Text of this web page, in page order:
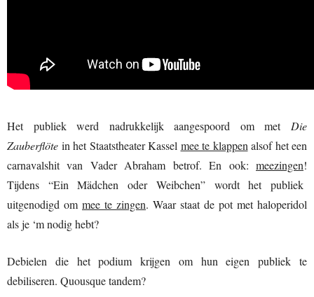
Het publiek werd nadrukkelijk aangespoord om met Die
Zauberflöte in het Staatstheater Kassel mee te klappen alsof het een
carnavalshit van Vader Abraham betrof. En ook: meezingen!
Tijdens “Ein Mädchen oder Weibchen” wordt het publiek
uitgenodigd om mee te zingen. Waar staat de pot met haloperidol
als je ‘m nodig hebt?
Debielen die het podium krijgen om hun eigen publiek te
debiliseren. Quousque tandem?